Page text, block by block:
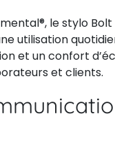
le stylo
utilisation
et un confort
et clients.